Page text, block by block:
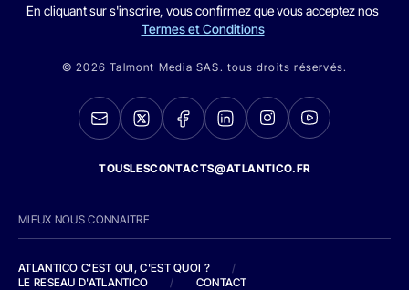
En cliquant sur s'inscrire, vous confirmez que vous acceptez nos
Termes et Conditions
© 2026 Talmont Media SAS. tous droits réservés.
TOUSLESCONTACTS@ATLANTICO.FR
MIEUX NOUS CONNAITRE
ATLANTICO C'EST QUI, C'EST QUOI ?
/
LE RESEAU D'ATLANTICO
/ CONTACT